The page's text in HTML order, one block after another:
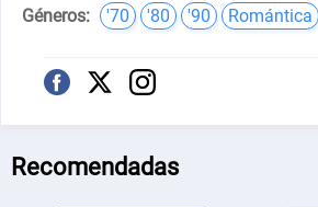
Géneros: '70 '80 '90 Romántica
Recomendadas